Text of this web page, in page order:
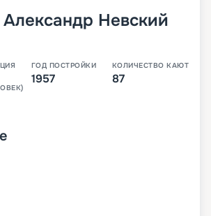
Александр Невский
ГОД ПОСТРОЙКИ
1957
КОЛИЧЕСТВО КАЮТ
87